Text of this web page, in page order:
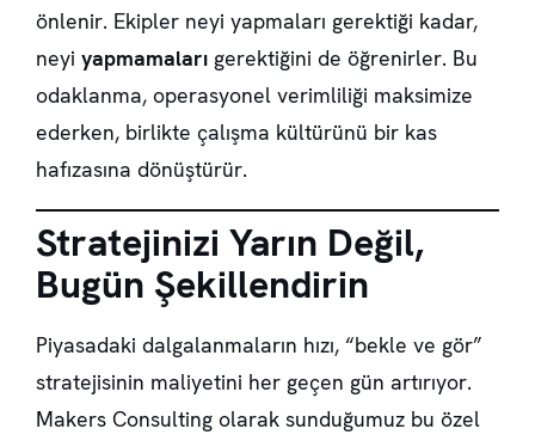
önlenir. Ekipler neyi yapmaları gerektiği kadar,
neyi yapmamaları gerektiğini de öğrenirler. Bu
odaklanma, operasyonel verimliliği maksimize
ederken, birlikte çalışma kültürünü bir kas
hafızasına dönüştürür.
Stratejinizi Yarın Değil,
Bugün Şekillendirin
Piyasadaki dalgalanmaların hızı, “bekle ve gör”
stratejisinin maliyetini her geçen gün artırıyor.
Makers Consulting olarak sunduğumuz bu özel